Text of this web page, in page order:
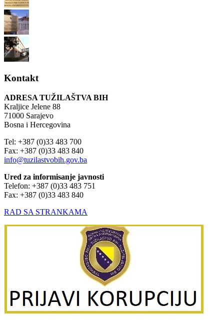
Kontakt
ADRESA TUŽILAŠTVA BIH
Kraljice Jelene 88
71000 Sarajevo
Bosna i Hercegovina
Tel: +387 (0)33 483 700
Fax: +387 (0)33 483 840
info@tuzilastvobih.gov.ba
Ured za informisanje javnosti
Telefon: +387 (0)33 483 751
Fax: +387 (0)33 483 840
RAD SA STRANKAMA